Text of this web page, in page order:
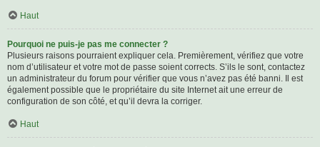
Haut
Pourquoi ne puis-je pas me connecter ?
Plusieurs raisons pourraient expliquer cela. Premièrement, vérifiez que votre
nom d’utilisateur et votre mot de passe soient corrects. S’ils le sont, contactez
un administrateur du forum pour vérifier que vous n’avez pas été banni. Il est
également possible que le propriétaire du site Internet ait une erreur de
configuration de son côté, et qu’il devra la corriger.
Haut